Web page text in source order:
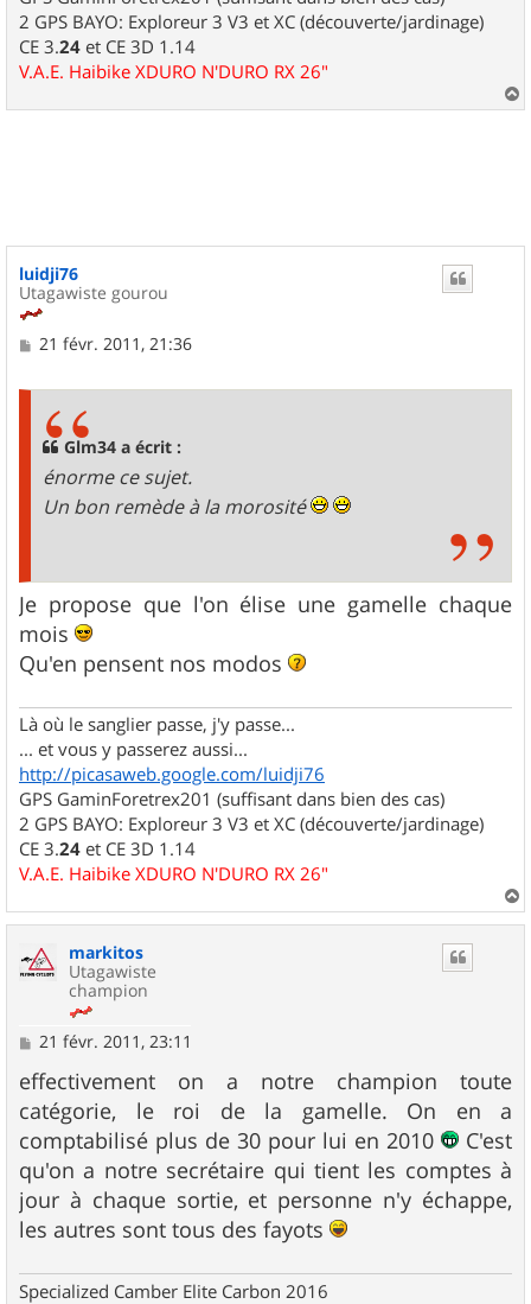
2 GPS BAYO: Exploreur 3 V3 et XC (découverte/jardinage)
CE 3.24 et CE 3D 1.14
V.A.E. Haibike XDURO N'DURO RX 26"
a
luidji76
Utagawiste gourou
M
21 févr. 2011, 21:36
Glm34 a écrit :
énorme ce sujet.
Un bon remède à la morosité
Je propose que l'on élise une gamelle chaque
mois
Qu'en pensent nos modos
Là où le sanglier passe, j'y passe...
... et vous y passerez aussi...
http://picasaweb.google.com/luidji76
GPS GaminForetrex201 (suffisant dans bien des cas)
2 GPS BAYO: Exploreur 3 V3 et XC (découverte/jardinage)
CE 3.24 et CE 3D 1.14
V.A.E. Haibike XDURO N'DURO RX 26"
a
markitos
Utagawiste
champion
M
s
s
a
g
e
21 févr. 2011, 23:11
effectivement on a notre champion toute
catégorie, le roi de la gamelle. On en a
comptabilisé plus de 30 pour lui en 2010
C'est
qu'on a notre secrétaire qui tient les comptes à
jour à chaque sortie, et personne n'y échappe,
les autres sont tous des fayots
Specialized Camber Elite Carbon 2016